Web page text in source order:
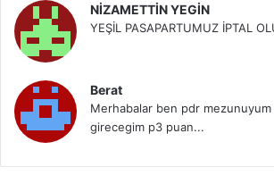
NİZAMETTİN YEGİN
YEŞİL PASAPARTUMUZ İPTAL
Berat
Merhabalar ben pdr mezunuyum
girecegim p3 puan...